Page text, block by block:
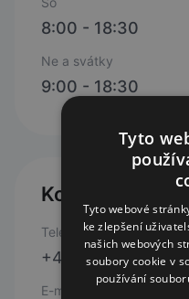
8:00 - 18:30
Ne a svátky
9:00 - 18:30
Kontakty
Telefon
+420 261 084 019
E-mail
Tyto
Tyto webové
ke zlepšení
našich webových
soubory cookie v
používání